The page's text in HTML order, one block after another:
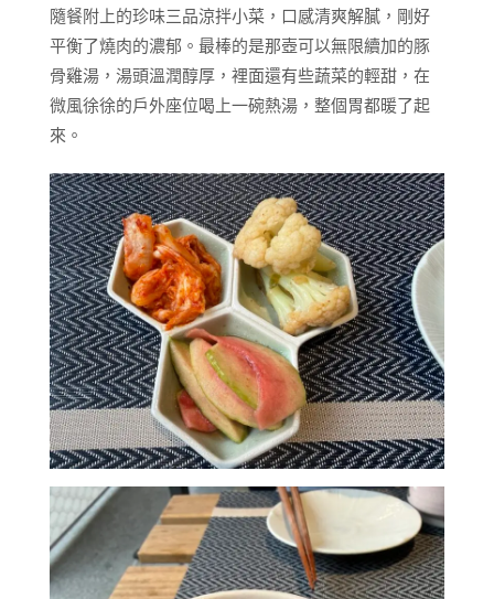
隨餐附上的珍味三品涼拌小菜，口感清爽解膩，剛好
平衡了燒肉的濃郁。最棒的是那壺可以無限續加的豚
骨雞湯，湯頭溫潤醇厚，裡面還有些蔬菜的輕甜，在
微風徐徐的戶外座位喝上一碗熱湯，整個胃都暖了起
來。